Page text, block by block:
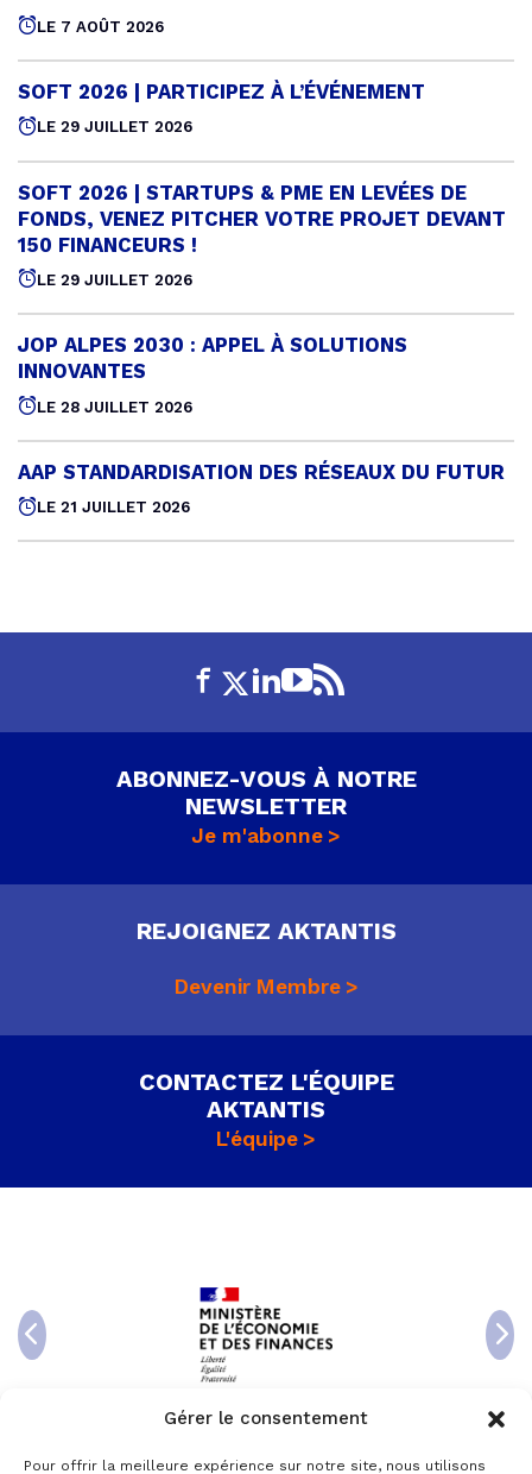
Gérer le consentement
Pour offrir la meilleure expérience sur notre site, nous utilisons
LE 7 AOÛT 2026
SOFT 2026 | PARTICIPEZ À L’ÉVÉNEMENT
LE 29 JUILLET 2026
SOFT 2026 | STARTUPS & PME EN LEVÉES DE
FONDS, VENEZ PITCHER VOTRE PROJET DEVANT
150 FINANCEURS !
LE 29 JUILLET 2026
JOP ALPES 2030 : APPEL À SOLUTIONS
INNOVANTES
LE 28 JUILLET 2026
AAP STANDARDISATION DES RÉSEAUX DU FUTUR
LE 21 JUILLET 2026
ABONNEZ-VOUS À NOTRE
NEWSLETTER
Je m'abonne
REJOIGNEZ AKTANTIS
Devenir Membre
CONTACTEZ L'ÉQUIPE
AKTANTIS
L'équipe